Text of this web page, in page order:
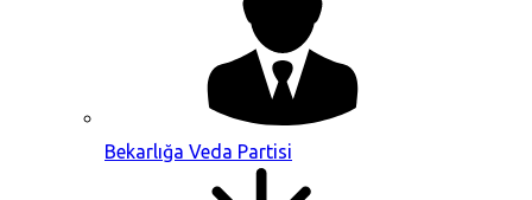
Bekarlığa Veda Partisi